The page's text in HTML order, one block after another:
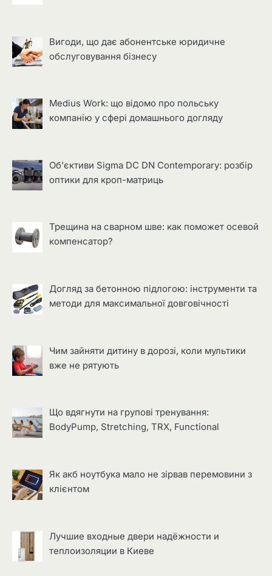
Вигоди, що дає абонентське юридичне
обслуговування бізнесу
Medius Work: що відомо про польську
компанію у сфері домашнього догляду
Об’єктиви Sigma DC DN Contemporary: розбір
оптики для кроп-матриць
Трещина на сварном шве: как поможет осевой
компенсатор?
Догляд за бетонною підлогою: інструменти та
методи для максимальної довговічності
Чим зайняти дитину в дорозі, коли мультики
вже не рятують
Що вдягнути на групові тренування:
BodyPump, Stretching, TRX, Functional
Як акб ноутбука мало не зірвав перемовини з
клієнтом
Лучшие входные двери надёжности и
теплоизоляции в Киеве